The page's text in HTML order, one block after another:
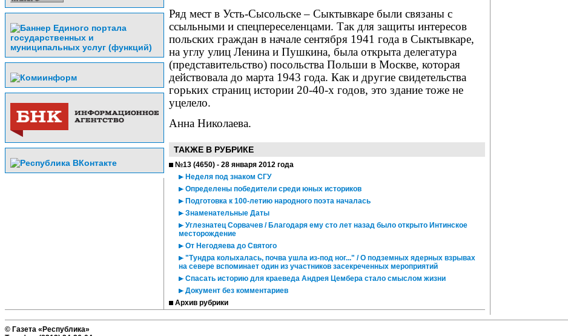
Ряд мест в Усть-Сысольске – Сыктывкаре были связаны с
ссыльными и спецпереселенцами. Так для защиты интересов
польских граждан в начале сентября 1941 года в Сыктывкаре,
на углу улиц Ленина и Пушкина, была открыта делегатура
(представительство) посольства Польши в Москве, которая
действовала до марта 1943 года. Как и другие свидетельства
горьких страниц истории 20-40-х годов, это здание тоже не
уцелело.
Анна Николаева.
ТАКЖЕ В РУБРИКЕ
№13 (4650) - 28 января 2012 года
Неделя под знаком СГУ
Определены победители среди юных историков
Подготовка к 100-летию народного поэта началась
Знаменательные Даты
Углезнатец Сорвачев / Благодаря ему сто лет назад было открыто Интинское
месторождение
От Негодяева до Святого
"Тундра колыхалась, почва ушла из-под ног..." / О подземных ядерных взрывах
на севере вспоминает один из участников засекреченных мероприятий
Спасать историю для краеведа Андрея Цембера стало смыслом жизни
Документ без комментариев
Архив рубрики
© Газета «Республика»